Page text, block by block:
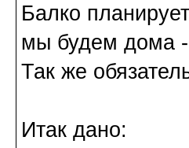
Балко
мы будем дома -
Так же
Итак дано: